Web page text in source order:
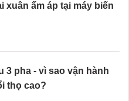
xuân ấm áp tại máy biến
3 pha - vì sao vận hành
thọ cao?